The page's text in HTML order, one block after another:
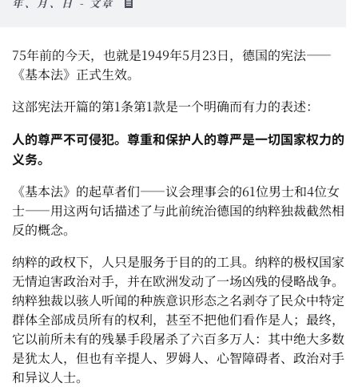
75年前的今天，也就是1949年5月23日，德国的宪法——
《基本法》正式生效。
这部宪法开篇的第1条第1款是一个明确而有力的表述：
人的尊严不可侵犯。尊重和保护人的尊严是一切国家权力的
义务。
《基本法》的起草者们——议会理事会的61位男士和4位女
士——用这两句话描述了与此前统治德国的纳粹独裁截然相
反的概念。
纳粹的政权下，人只是服务于目的的工具。纳粹的极权国家
无情迫害政治对手，并在欧洲发动了一场凶残的侵略战争。
纳粹独裁以骇人听闻的种族意识形态之名剥夺了民众中特定
群体全部成员所有的权利，甚至不把他们看作是人；最终，
它以前所未有的残暴手段屠杀了六百多万人：其中绝大多数
是犹太人，但也有辛提人、罗姆人、心智障碍者、政治对手
和异议人士。